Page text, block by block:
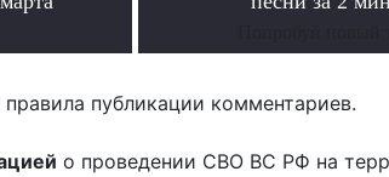
публикации комментариев.
о проведении СВО ВС РФ на